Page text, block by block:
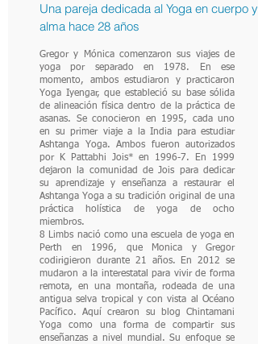
Una pareja dedicada al Yoga en cuerpo y
alma hace 28 años
Gregor y Mónica comenzaron sus viajes de
yoga por separado en 1978. En ese
momento, ambos estudiaron y practicaron
Yoga Iyengar, que estableció su base sólida
de alineación física dentro de la práctica de
asanas. Se conocieron en 1995, cada uno
en su primer viaje a la India para estudiar
Ashtanga Yoga. Ambos fueron autorizados
por K Pattabhi Jois* en 1996-7. En 1999
dejaron la comunidad de Jois para dedicar
su aprendizaje y enseñanza a restaurar el
Ashtanga Yoga a su tradición original de una
práctica holística de yoga de ocho
miembros.
8 Limbs nació como una escuela de yoga en
Perth en 1996, que Monica y Gregor
codirigieron durante 21 años. En 2012 se
mudaron a la interestatal para vivir de forma
remota, en una montaña, rodeada de una
antigua selva tropical y con vista al Océano
Pacífico. Aquí crearon su blog Chintamani
Yoga como una forma de compartir sus
enseñanzas a nivel mundial. Su enfoque se